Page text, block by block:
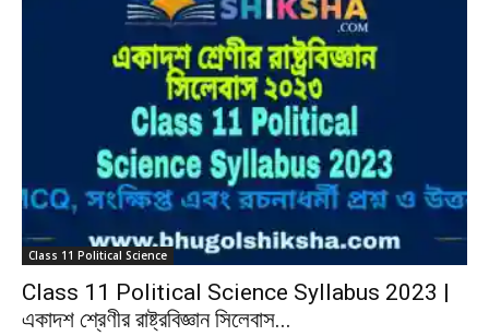
Class 11 Political Science
Class 11 Political Science Syllabus 2023 |
একাদশ শ্রেণীর রাষ্ট্রবিজ্ঞান সিলেবাস...